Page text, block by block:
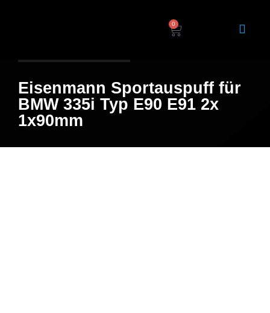
0
Eisenmann Sportauspuff für
BMW 335i Typ E90 E91 2x
1x90mm